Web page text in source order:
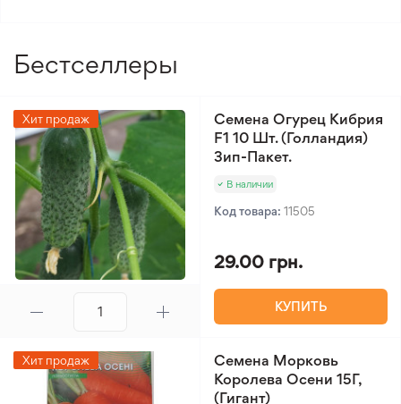
Бестселлеры
Хит продаж
Семена Огурец Кибрия
F1 10 Шт. (Голландия)
Зип-Пакет.
В наличии
Код товара: 11505
29.00 грн.
КУПИТЬ
Хит продаж
Семена Морковь
Королева Осени 15Г,
(Гигант)